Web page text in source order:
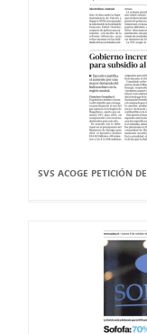
SVS ACOGE PETICIÓN